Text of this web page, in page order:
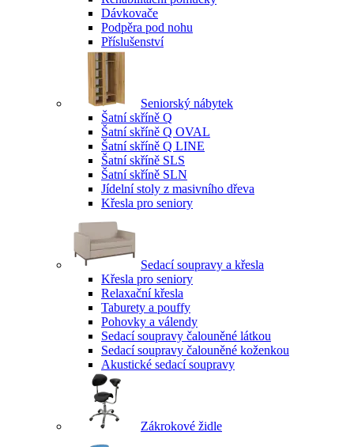
Dávkovače
Podpěra pod nohu
Příslušenství
Seniorský nábytek
Šatní skříně Q
Šatní skříně Q OVAL
Šatní skříně Q LINE
Šatní skříně SLS
Šatní skříně SLN
Jídelní stoly z masivního dřeva
Křesla pro seniory
Sedací soupravy a křesla
Křesla pro seniory
Relaxační křesla
Taburety a pouffy
Pohovky a válendy
Sedací soupravy čalouněné látkou
Sedací soupravy čalouněné koženkou
Akustické sedací soupravy
Zákrokové židle